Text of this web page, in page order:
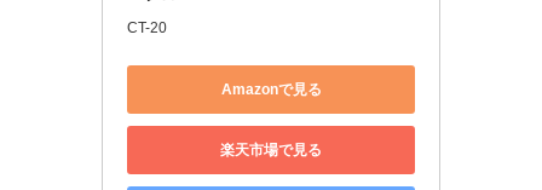
CT-20
Amazonで見る
楽天市場で見る